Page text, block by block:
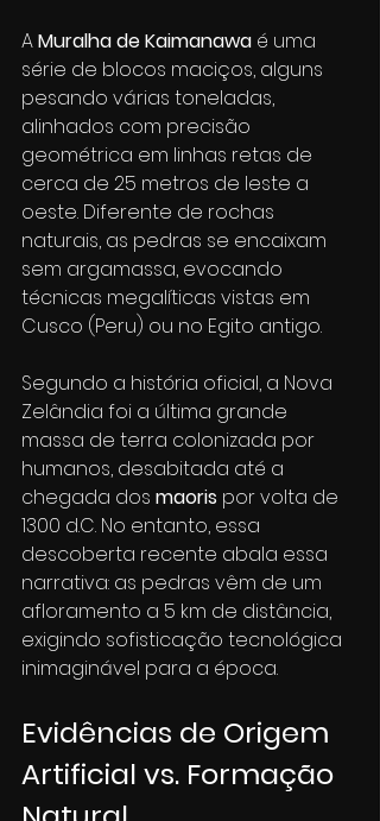
A Muralha de Kaimanawa é uma
série de blocos maciços, alguns
pesando várias toneladas,
alinhados com precisão
geométrica em linhas retas de
cerca de 25 metros de leste a
oeste. Diferente de rochas
naturais, as pedras se encaixam
sem argamassa, evocando
técnicas megalíticas vistas em
Cusco (Peru) ou no Egito antigo.
Segundo a história oficial, a Nova
Zelândia foi a última grande
massa de terra colonizada por
humanos, desabitada até a
chegada dos maoris por volta de
1300 d.C. No entanto, essa
descoberta recente abala essa
narrativa: as pedras vêm de um
afloramento a 5 km de distância,
exigindo sofisticação tecnológica
inimaginável para a época.
Evidências de Origem
Artificial vs. Formação